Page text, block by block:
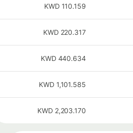
110.159
KWD
220.317
KWD
440.634
KWD
1,101.585
KWD
2,203.170
KWD